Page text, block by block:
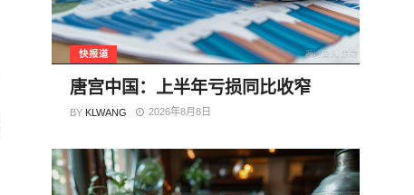
快报道
唐宫中国：上半年亏损同比收窄
BY KLWANG 2026年8月8日